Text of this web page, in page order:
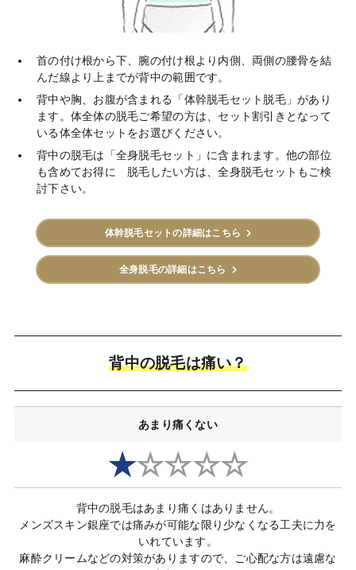
首の付け根から下、腕の付け根より内側、両側の腰骨を結
んだ線より上までが背中の範囲です。
背中や胸、お腹が含まれる「体幹脱毛セット脱毛」があり
ます。体全体の脱毛ご希望の方は、セット割引きとなって
いる体全体セットをお選びください。
背中の脱毛は「全身脱毛セット」に含まれます。他の部位
も含めてお得に 脱毛したい方は、全身脱毛セットもご検
討下さい。
体幹脱毛セットの詳細はこちら
全身脱毛の詳細はこちら
背中の脱毛は痛い？
あまり痛くない
★☆☆☆☆
背中の脱毛はあまり痛くはありません。
メンズスキン銀座では痛みが可能な限り少なくなる工夫に力を
いれています。
麻酔クリームなどの対策がありますので、ご心配な方は遠慮な